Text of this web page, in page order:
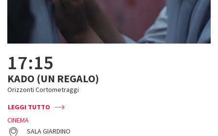
17:15
KADO (UN REGALO)
Orizzonti Cortometraggi
LEGGI TUTTO
CINEMA
SALA GIARDINO